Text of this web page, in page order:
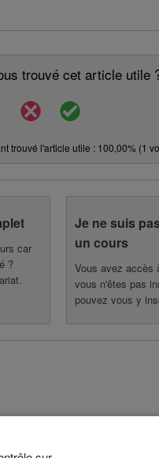
trouvé cet article utile
trouvé l'article utile : 100,00% (1
car
?
Je ne suis
un cours
Vous avez accès
vous n'êtes pas
pouvez vous y